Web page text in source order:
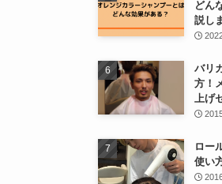
どん
説し
バリ
方！
上げ
ロー
使い